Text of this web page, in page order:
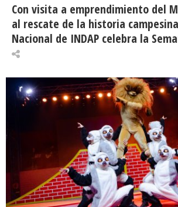
Con visita a emprendimiento del
al rescate de la historia
Nacional de INDAP celebra la